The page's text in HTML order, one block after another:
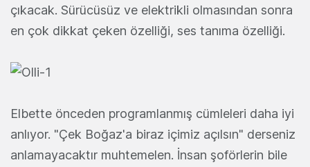
çıkacak. Sürücüsüz ve elektrikli olmasından sonra
en çok dikkat çeken özelliği, ses tanıma özelliği.
Elbette önceden programlanmış cümleleri daha iyi
anlıyor. "Çek Boğaz'a biraz içimiz açılsın" derseniz
anlamayacaktır muhtemelen. İnsan şoförlerin bile